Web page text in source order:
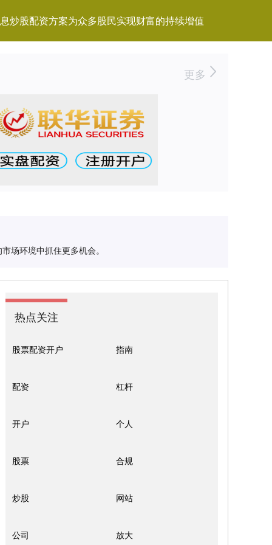
炒股配资方案为众多股民实现财富的持续增值
更多
场环境中抓住更多机会。
热点关注
股票配资开户 指南
配资 杠杆
开户 个人
股票 合规
炒股 网站
公司 放大